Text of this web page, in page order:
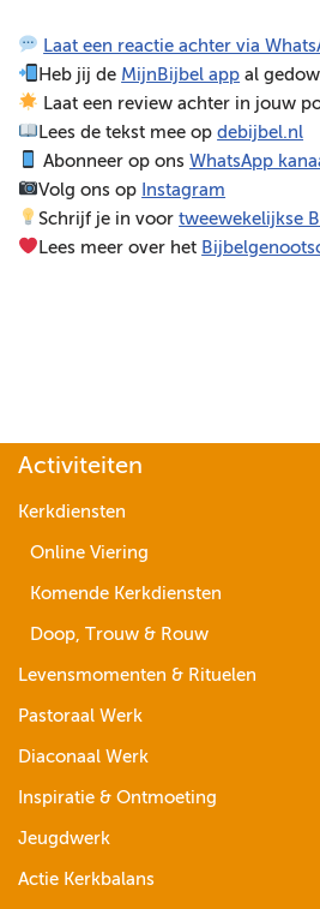
e
r
Laat een reactie achter via
Heb jij de MijnBijbel app al
Laat een review achter in jouw
Lees de tekst mee opdebijbel.nl
Abonneer op onsWhatsApp
Volg ons op Instagram
Schrijf je in voortweewekelijkse
Lees meer over het
Activiteiten
Kerkdiensten
Online Viering
Komende Kerkdiensten
Doop, Trouw & Rouw
Levensmomenten & Rituelen
Pastoraal Werk
Diaconaal Werk
Inspiratie & Ontmoeting
Jeugdwerk
Actie Kerkbalans